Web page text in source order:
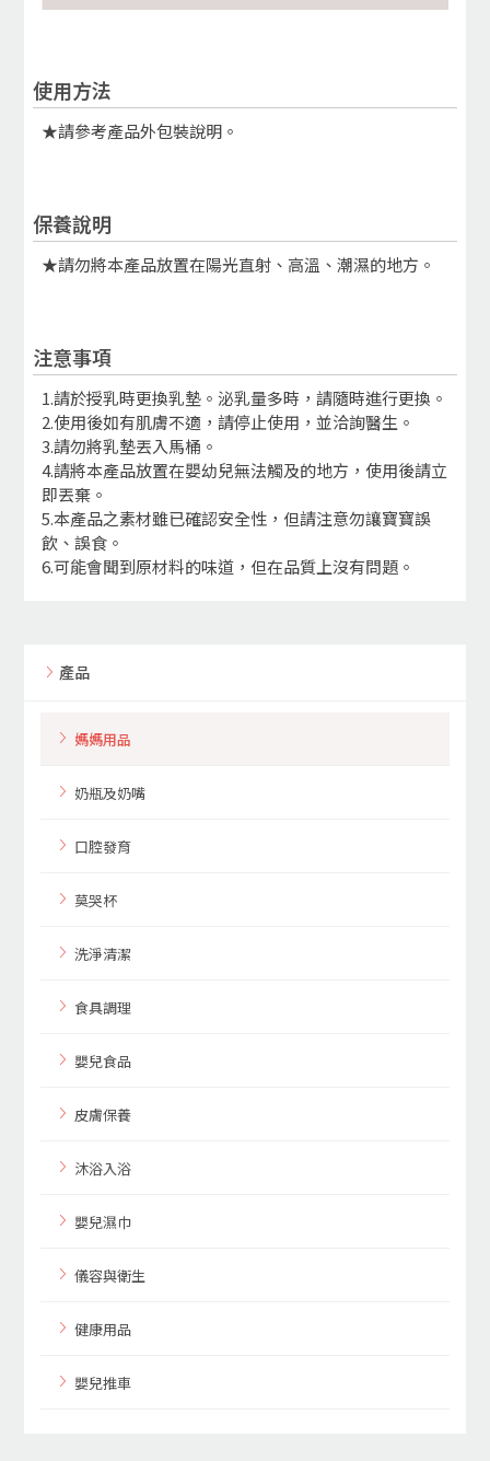
使用方法
★請參考產品外包裝說明。
保養說明
★請勿將本產品放置在陽光直射、高溫、潮濕的地方。
注意事項
1.請於授乳時更換乳墊。泌乳量多時，請隨時進行更換。
2.使用後如有肌膚不適，請停止使用，並洽詢醫生。
3.請勿將乳墊丟入馬桶。
4.請將本產品放置在嬰幼兒無法觸及的地方，使用後請立
即丟棄。
5.本產品之素材雖已確認安全性，但請注意勿讓寶寶誤
飲、誤食。
6.可能會聞到原材料的味道，但在品質上沒有問題。
產品
媽媽用品
奶瓶及奶嘴
口腔發育
莫哭杯
洗淨清潔
食具調理
嬰兒食品
皮膚保養
沐浴入浴
嬰兒濕巾
儀容與衛生
健康用品
嬰兒推車